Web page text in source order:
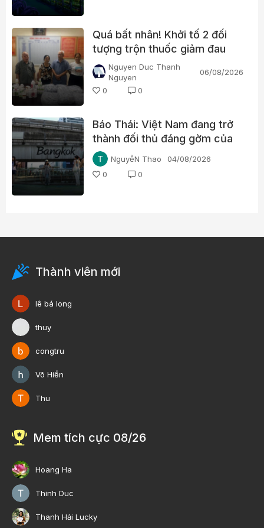
Quá bất nhân! Khởi tố 2 đối
tượng trộn thuốc giảm đau
Paracetamol vào thuốc Đông
y, nổ chữa bách bệnh
Nguyen Duc Thanh
Nguyen
06/08/2026
0
0
Báo Thái: Việt Nam đang trở
thành đối thủ đáng gờm của
du lịch Thái Lan
NguyễN Thao
04/08/2026
0
0
Thành viên mới
lê bá long
thuy
congtru
Võ Hiền
Thu
Mem tích cực 08/26
Hoang Ha
Thinh Duc
Thanh Hải Lucky